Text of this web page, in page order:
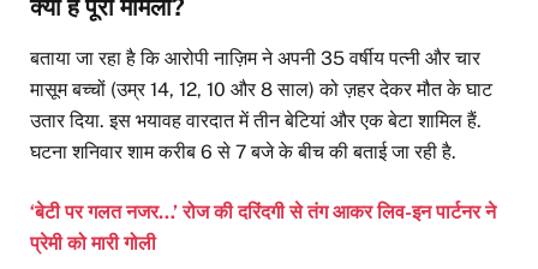
क्या है पूरा मामला?
बताया जा रहा है कि आरोपी नाज़िम ने अपनी 35 वर्षीय पत्नी और चार
मासूम बच्चों (उम्र 14, 12, 10 और 8 साल) को ज़हर देकर मौत के घाट
उतार दिया. इस भयावह वारदात में तीन बेटियां और एक बेटा शामिल हैं.
घटना शनिवार शाम करीब 6 से 7 बजे के बीच की बताई जा रही है.
‘बेटी पर गलत नजर…’ रोज की दरिंदगी से तंग आकर लिव-इन पार्टनर ने
प्रेमी को मारी गोली